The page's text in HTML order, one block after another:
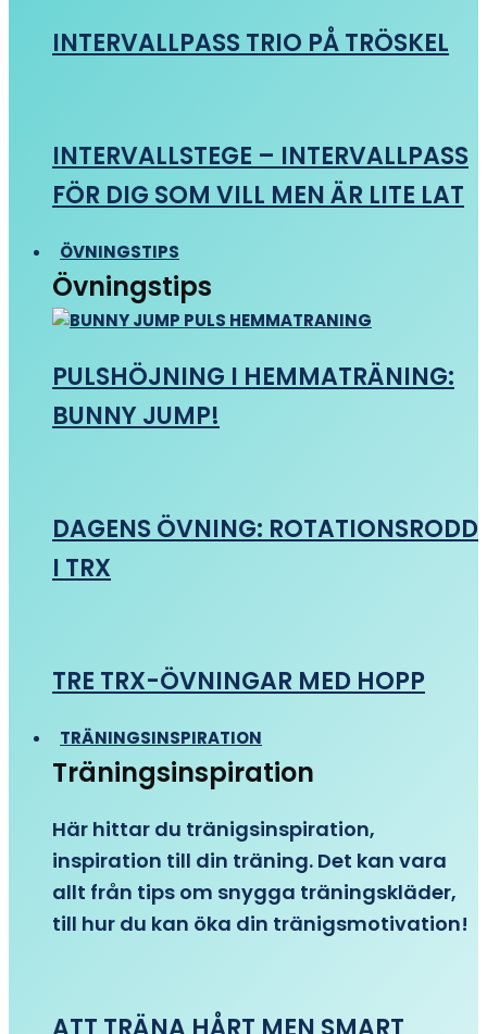
INTERVALLPASS TRIO PÅ TRÖSKEL
INTERVALLSTEGE – INTERVALLPASS
FÖR DIG SOM VILL MEN ÄR LITE LAT
ÖVNINGSTIPS
Övningstips
PULSHÖJNING I HEMMATRÄNING:
BUNNY JUMP!
DAGENS ÖVNING: ROTATIONSRODD
I TRX
TRE TRX-ÖVNINGAR MED HOPP
TRÄNINGSINSPIRATION
Träningsinspiration
Här hittar du tränigsinspiration,
inspiration till din träning. Det kan vara
allt från tips om snygga träningskläder,
till hur du kan öka din tränigsmotivation!